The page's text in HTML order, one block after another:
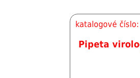
katalogové
Pipeta